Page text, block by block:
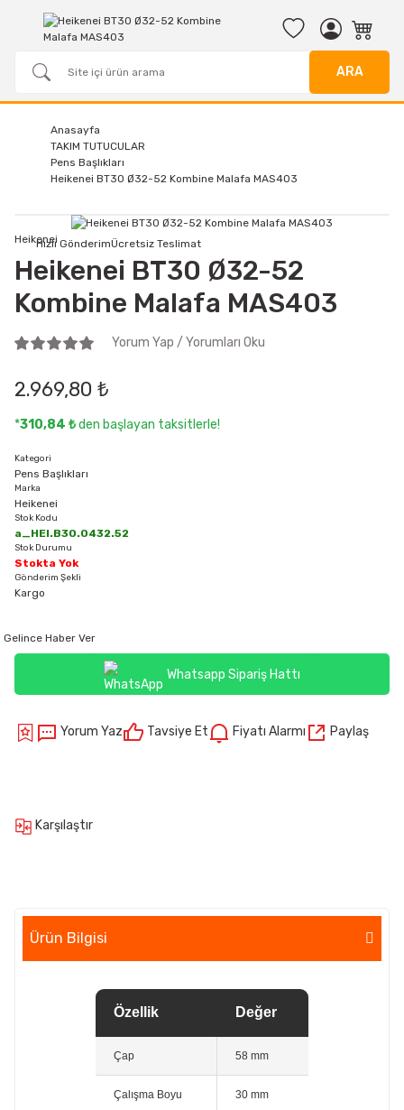
ARA
Anasayfa
TAKIM TUTUCULAR
Pens Başlıkları
Heikenei BT30 Ø32-52 Kombine Malafa MAS403
Hızlı GönderimÜcretsiz Teslimat
Heikenei
Heikenei BT30 Ø32-52
Kombine Malafa MAS403
Yorum Yap / Yorumları Oku
2.969,80 ₺
*310,84 ₺den başlayan taksitlerle!
Kategori
Pens Başlıkları
Marka
Heikenei
Stok Kodu
a_HEI.B30.0432.52
Stok Durumu
Stokta Yok
Gönderim Şekli
Kargo
Gelince Haber Ver
Whatsapp Sipariş Hattı
Yorum Yaz Tavsiye Et Fiyatı Alarmı Paylaş
Karşılaştır
Ürün Bilgisi
Özellik Değer
Çap 58 mm
Çalışma Boyu 30 mm